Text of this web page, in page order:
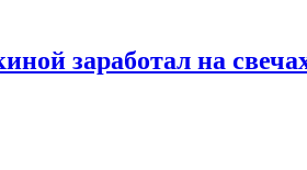
заработал на